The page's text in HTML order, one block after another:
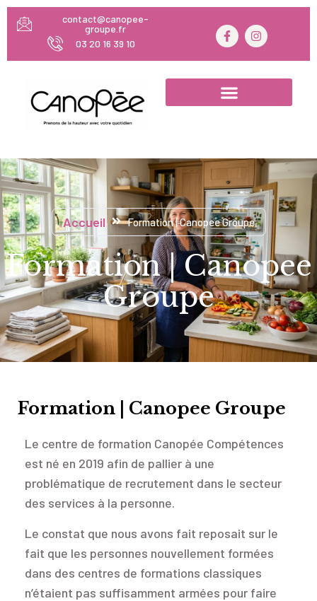
contact@canopee-
groupe.fr
03 20 16 39 10
Accueil Formation | Canopee Groupe
Formation | Canopee
Groupe
Formation | Canopee Groupe
Le centre de formation Canopée Compétences
est né en 2019 afin de pallier à une
problématique de recrutement dans le secteur
des services à la personne.
Le constat que nous avons fait reposait sur le
fait que les personnes nouvellement formées
dans des centres de formations classiques
n’étaient pas suffisamment armées pour faire